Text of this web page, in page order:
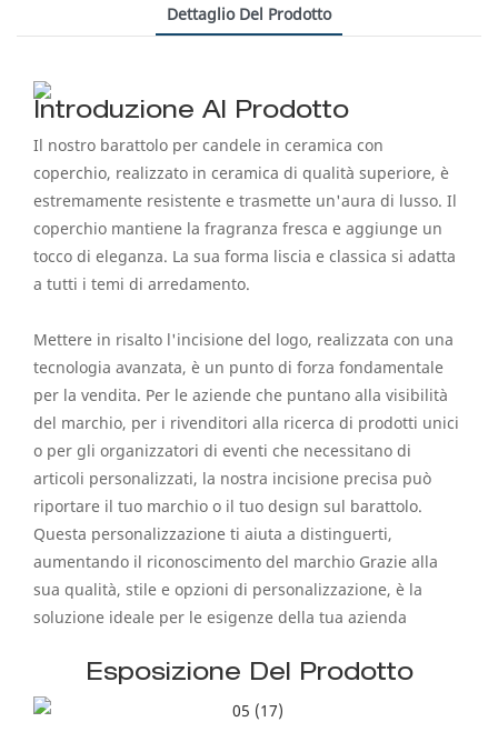
Dettaglio Del Prodotto
Introduzione Al Prodotto
Il nostro barattolo per candele in ceramica con
coperchio, realizzato in ceramica di qualità superiore, è
estremamente resistente e trasmette un'aura di lusso. Il
coperchio mantiene la fragranza fresca e aggiunge un
tocco di eleganza. La sua forma liscia e classica si adatta
a tutti i temi di arredamento.
Mettere in risalto l'incisione del logo, realizzata con una
tecnologia avanzata, è un punto di forza fondamentale
per la vendita. Per le aziende che puntano alla visibilità
del marchio, per i rivenditori alla ricerca di prodotti unici
o per gli organizzatori di eventi che necessitano di
articoli personalizzati, la nostra incisione precisa può
riportare il tuo marchio o il tuo design sul barattolo.
Questa personalizzazione ti aiuta a distinguerti,
aumentando il riconoscimento del marchio Grazie alla
sua qualità, stile e opzioni di personalizzazione, è la
soluzione ideale per le esigenze della tua azienda
Esposizione Del Prodotto